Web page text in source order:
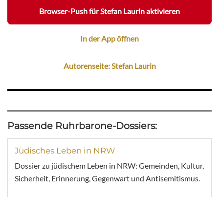
Browser-Push für Stefan Laurin aktivieren
In der App öffnen
Autorenseite: Stefan Laurin
Passende Ruhrbarone-Dossiers:
Jüdisches Leben in NRW
Dossier zu jüdischem Leben in NRW: Gemeinden, Kultur,
Sicherheit, Erinnerung, Gegenwart und Antisemitismus.